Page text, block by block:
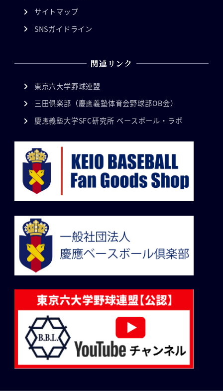
サイトマップ
SNSガイドライン
関連リンク
東京六大学野球連盟
三田倶楽部（慶應義塾体育会野球部OB会）
慶應義塾大学SFC研究所 ベースボール・ラボ